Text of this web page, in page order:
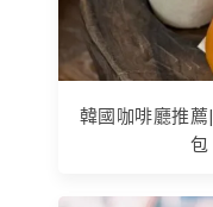
韓國咖啡廳推
包